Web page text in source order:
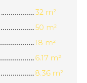
32 m²
50 m²
18 m²
6.17 m²
8.36 m²